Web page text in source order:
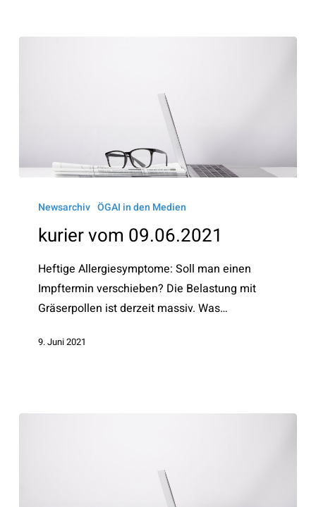
vom
09.06.2021
Newsarchiv ÖGAI in den Medien
kurier vom 09.06.2021
Heftige Allergiesymptome: Soll man einen
Impftermin verschieben? Die Belastung mit
Gräserpollen ist derzeit massiv. Was…
9. Juni 2021